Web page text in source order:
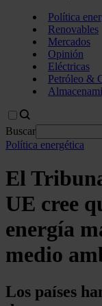
Política
Renovables
Mercados
Opinión
Eléctricas
Petróleo &
Buscar
Política energética
El
UE cree
energía
medio
Los países